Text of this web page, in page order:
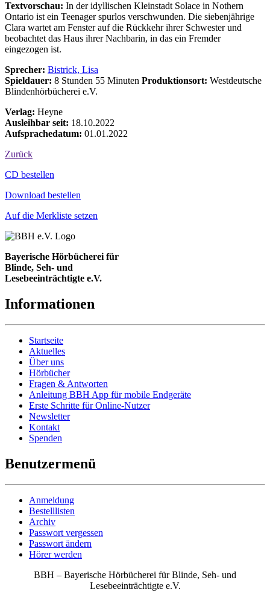
Textvorschau: In der idyllischen Kleinstadt Solace in Nothern
Ontario ist ein Teenager spurlos verschwunden. Die siebenjährige
Clara wartet am Fenster auf die Rückkehr ihrer Schwester und
beobachtet das Haus ihrer Nachbarin, in das ein Fremder
eingezogen ist.
Sprecher: Bistrick, Lisa
Spieldauer: 8 Stunden 55 Minuten Produktionsort: Westdeutsche
Blindenhörbücherei e.V.
Verlag: Heyne
Ausleihbar seit: 18.10.2022
Aufsprachedatum: 01.01.2022
Zurück
Bestell-Aktionen
CD bestellen
Download bestellen
Auf die Merkliste setzen
Bayerische Hörbücherei für
Blinde, Seh- und
Lesebeeinträchtigte e.V.
Informationen
Startseite
Aktuelles
Über uns
Hörbücher
Fragen & Antworten
Anleitung BBH App für mobile Endgeräte
Erste Schritte für Online-Nutzer
Newsletter
Kontakt
Spenden
Benutzermenü
Anmeldung
Bestelllisten
Archiv
Passwort vergessen
Passwort ändern
Hörer werden
BBH – Bayerische Hörbücherei für Blinde, Seh- und
Lesebeeinträchtigte e.V.